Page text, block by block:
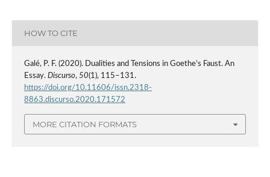
HOW TO CITE
Galé, P. F. (2020). Dualities and Tensions in Goethe’s Faust. An
Essay. Discurso, 50(1), 115–131.
https://doi.org/10.11606/issn.2318-
8863.discurso.2020.171572
MORE CITATION FORMATS